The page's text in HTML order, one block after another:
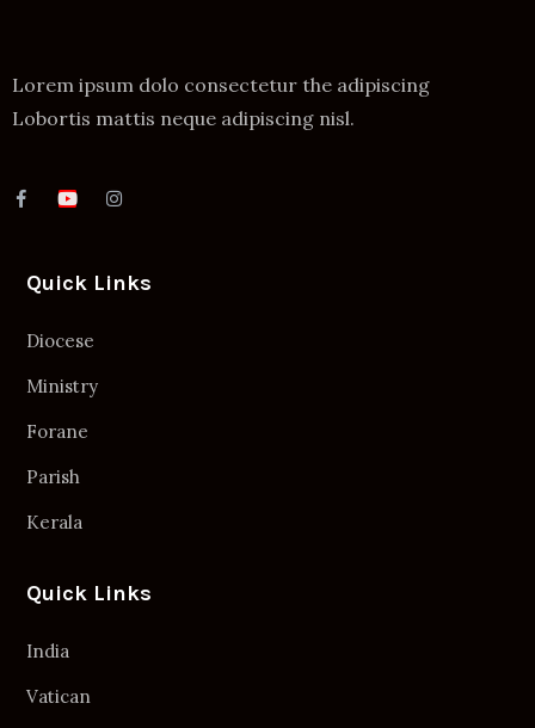
Lorem ipsum dolo consectetur the adipiscing
Lobortis mattis neque adipiscing nisl.
Quick Links
Diocese
Ministry
Forane
Parish
Kerala
Quick Links
India
Vatican